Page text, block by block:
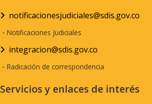
notificacionesjudiciales@sdis.gov.co
- Notificaciones Judiciales
integracion@sdis.gov.co
- Radicación de correspondencia
Servicios y enlaces de interés